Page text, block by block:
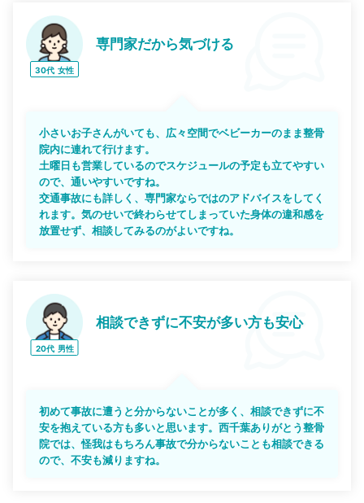
30代 女性
専門家だから気づける
小さいお子さんがいても、広々空間でベビーカーのまま整骨
院内に連れて行けます。
土曜日も営業しているのでスケジュールの予定も立てやすい
ので、通いやすいですね。
交通事故にも詳しく、専門家ならではのアドバイスをしてく
れます。気のせいで終わらせてしまっていた身体の違和感を
放置せず、相談してみるのがよいですね。
20代 男性
相談できずに不安が多い方も安心
初めて事故に遭うと分からないことが多く、相談できずに不
安を抱えている方も多いと思います。西千葉ありがとう整骨
院では、怪我はもちろん事故で分からないことも相談できる
ので、不安も減りますね。